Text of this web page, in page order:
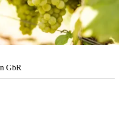
GbR